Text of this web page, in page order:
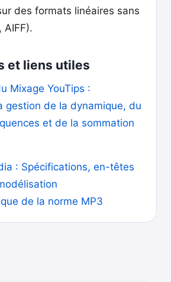
des formats linéaires sans
AIFF).
et liens utiles
Mixage YouTips :
gestion de la dynamique, du
et de la sommation
: Spécifications, en-têtes
de la norme MP3